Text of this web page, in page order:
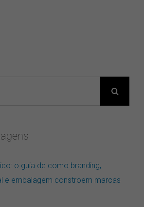
o guia de como branding,
e embalagem constroem marcas